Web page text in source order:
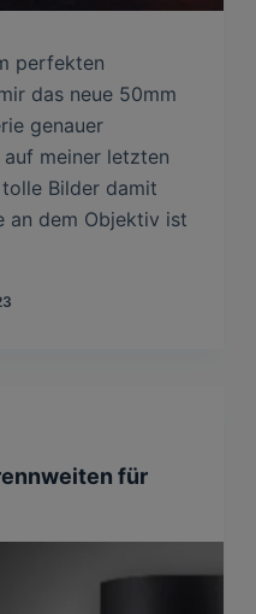
perfekten
das neue 50mm
genauer
meiner letzten
Bilder damit
an dem Objektiv ist
für